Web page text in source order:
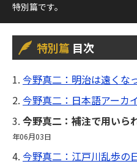
特別篇です。
特別篇 目次
1. 今野真二：明治は遠くな
2. 今野真二：日本語アーカ
3. 今野真二：補注で用いら
年06月03日
4. 今野真二：江戸川乱歩の